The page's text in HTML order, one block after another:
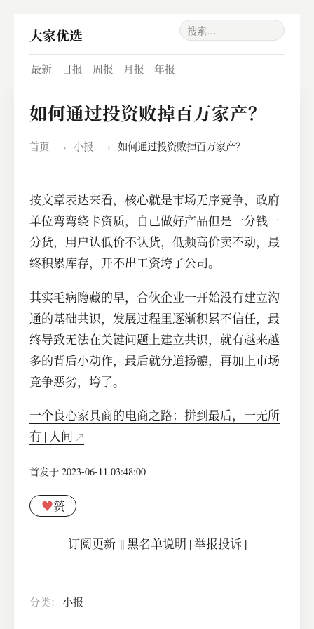
大家优选
最新 日报 周报 月报 年报
如何通过投资败掉百万家产？
首页 › 小报 › 如何通过投资败掉百万家产？
​按文章表达来看，核心就是市场无序竞争，政府
单位弯弯绕卡资质，自己做好产品但是一分钱一
分货，用户认低价不认货，低频高价卖不动，最
终积累库存，开不出工资垮了公司。
其实毛病隐藏的早，合伙企业一开始没有建立沟
通的基础共识，发展过程里逐渐积累不信任，最
终导致无法在关键问题上建立共识，就有越来越
多的背后小动作，最后就分道扬镳，再加上市场
竞争恶劣，垮了。
一个良心家具商的电商之路：拼到最后，一无所
有 | 人间
首发于 2023-06-11 03:48:00
♥赞
订阅更新||黑名单说明 |举报投诉 |
分类： 小报